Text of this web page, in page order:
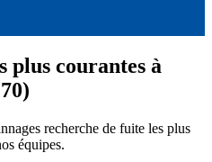
plus courantes à
recherche de fuite les plus
équipes.